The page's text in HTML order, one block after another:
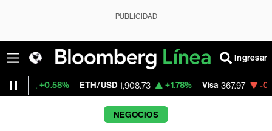
PUBLICIDAD
Ingresar
ETH/USD 1,908.73 +1.78% Visa 367.97 -0.44%
NEGOCIOS